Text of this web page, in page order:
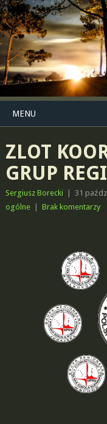
MENU
ZLOT
GRUP
Sergiusz Borecki 31
ogólne
Brak komentarzy